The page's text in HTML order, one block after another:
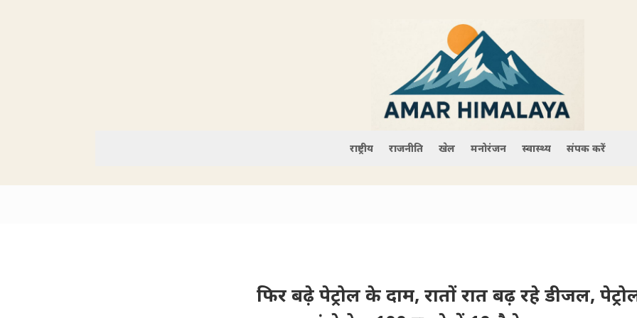
राष्ट्रीय राजनीति खेल मनोरंजन स्वास्थ्य संपर्क करें
फिर बढ़े पेट्रोल के दाम, रातों रात बढ़ रहे डीजल,